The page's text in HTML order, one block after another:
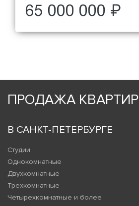
65 000 000 ₽
ПРОДАЖА КВАРТИР
В САНКТ-ПЕТЕРБУРГЕ
Студии
Однокомнатные
Двухкомнатные
Трехкомнатные
Четырехкомнатные и более